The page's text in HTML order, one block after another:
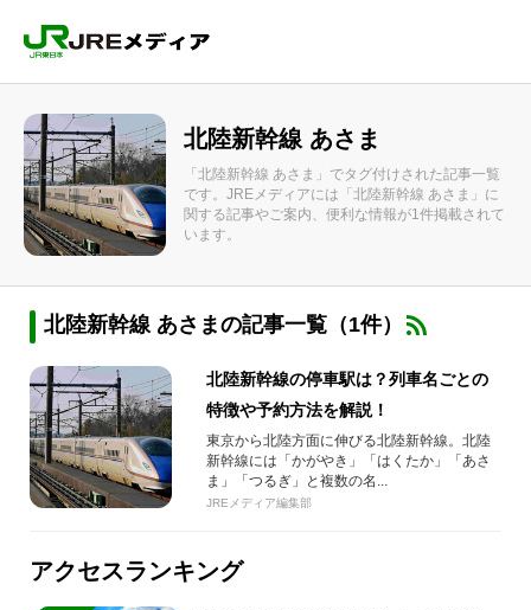
北陸新幹線 あさま
「北陸新幹線 あさま」でタグ付けされた記事一覧
です。JREメディアには「北陸新幹線 あさま」に
関する記事やご案内、便利な情報が1件掲載されて
います。
北陸新幹線 あさまの記事一覧（1件）
北陸新幹線の停車駅は？列車名ごとの
特徴や予約方法を解説！
東京から北陸方面に伸びる北陸新幹線。北陸
新幹線には「かがやき」「はくたか」「あさ
ま」「つるぎ」と複数の名...
JREメディア編集部
アクセスランキング